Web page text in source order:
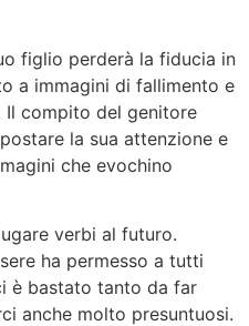
figlio perderà la fiducia in
a immagini di fallimento e
Il compito del genitore
la sua attenzione e
che evochino
verbi al futuro.
ha permesso a tutti
è bastato tanto da far
anche molto presuntuosi.